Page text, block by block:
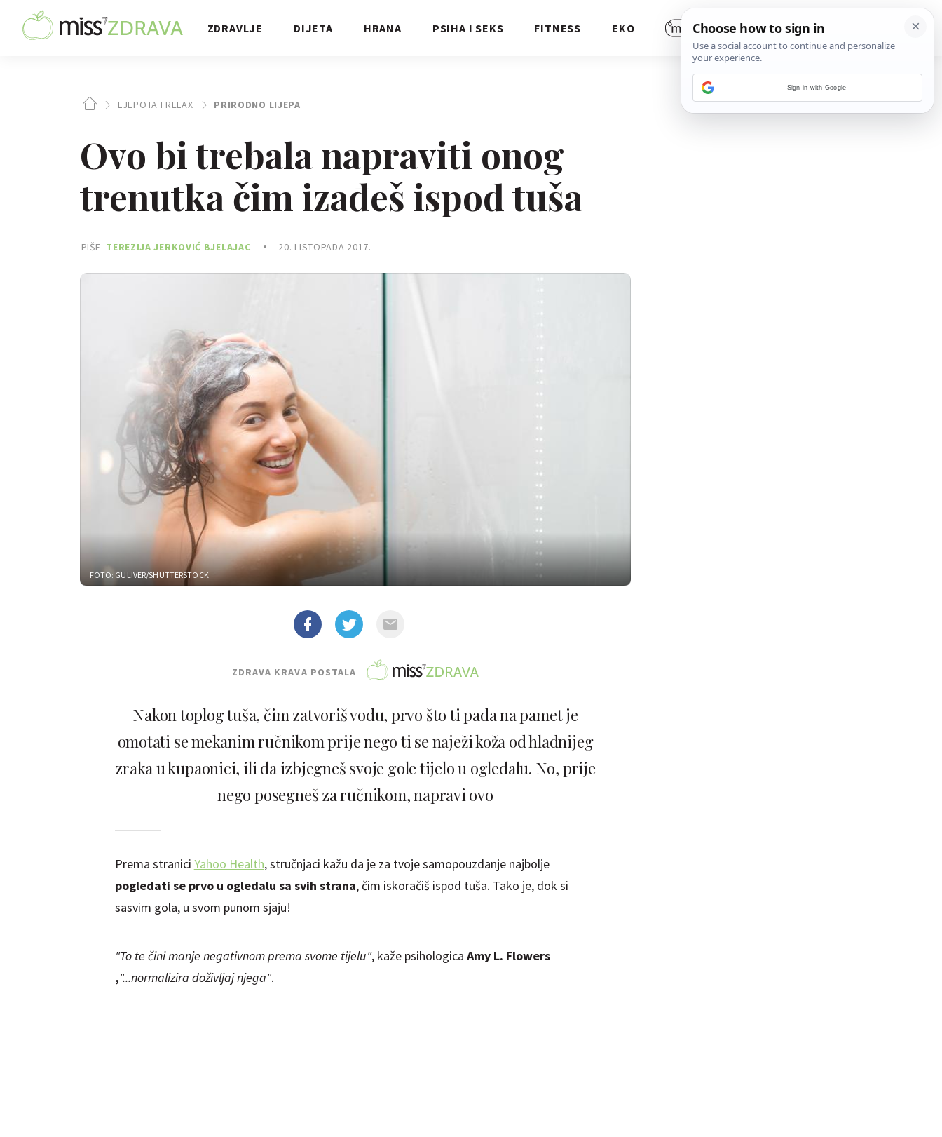
ZDRAVLJE DIJETA HRANA PSIHA I SEKS FITNESS EKO
LJEPOTA I RELAX PRIRODNO LIJEPA
Ovo bi trebala napraviti onog
trenutka čim izađeš ispod tuša
PIŠE TEREZIJA JERKOVIĆ BJELAJAC 20. LISTOPADA 2017.
FOTO: GULIVER/SHUTTERSTOCK
ZDRAVA KRAVA POSTALA
Nakon toplog tuša, čim zatvoriš vodu, prvo što ti pada na pamet je
omotati se mekanim ručnikom prije nego ti se naježi koža od hladnijeg
zraka u kupaonici, ili da izbjegneš svoje gole tijelo u ogledalu. No, prije
nego posegneš za ručnikom, napravi ovo
Prema stranici Yahoo Health, stručnjaci kažu da je za tvoje samopouzdanje najbolje
pogledati se prvo u ogledalu sa svih strana, čim iskoračiš ispod tuša. Tako je, dok si
sasvim gola, u svom punom sjaju!
"To te čini manje negativnom prema svome tijelu", kaže psihologica Amy L. Flowers
,"...normalizira doživljaj njega".
Sign in with Google